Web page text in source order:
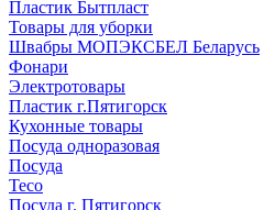
Пластик Бытпласт
Товары для уборки
Швабры МОПЭКСБЕЛ Беларусь
Фонари
Электротовары
Пластик г.Пятигорск
Кухонные товары
Посуда одноразовая
Посуда
Teco
Посуда г. Пятигорск